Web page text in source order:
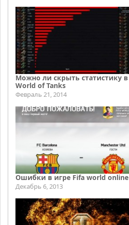
Можно ли скрыть статистику в
World of Tanks
Февраль 21, 2014
Ошибки в игре Fifa world online
Декабрь 6, 2013